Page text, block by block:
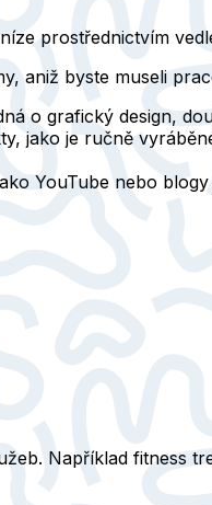
prostřednictvím
aniž byste museli
o grafický design,
jako je ručně
YouTube nebo
Například fitness